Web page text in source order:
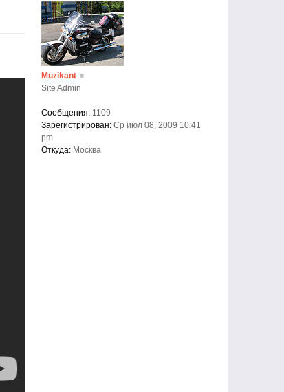
Muzikant
Site Admin
Сообщения: 1109
Зарегистрирован: Ср июл 08, 2009 10:41
pm
Откуда: Москва